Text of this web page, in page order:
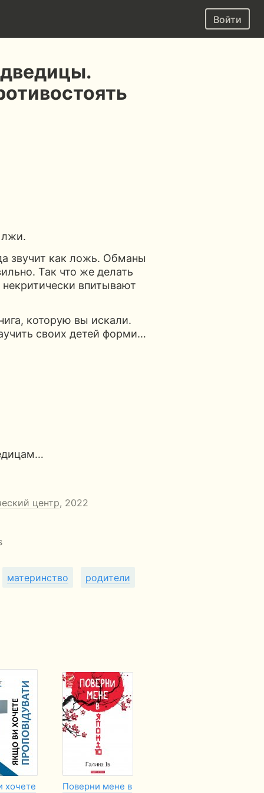
Войти
лжи.
звучит как ложь. Обманы
Так что же делать
впитывают
которую вы искали.
своих детей форми…
центр, 2022
материнство родители
хочете
Поверни мене в